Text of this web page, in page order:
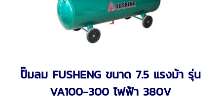
ปั๊มลม FUSHENG ขนาด 7.5 แรงม้า รุ่น
VA100-300 ไฟฟ้า 380V